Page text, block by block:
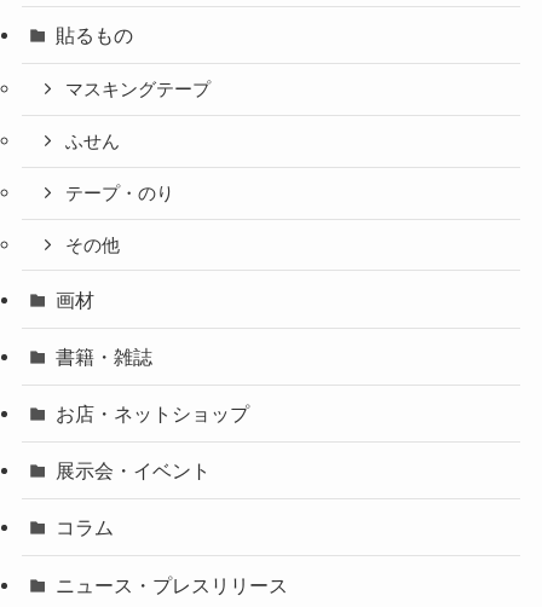
貼るもの
マスキングテープ
ふせん
テープ・のり
その他
画材
書籍・雑誌
お店・ネットショップ
展示会・イベント
コラム
ニュース・プレスリリース